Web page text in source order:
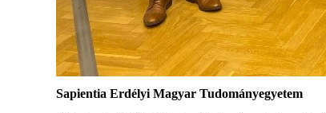
Sapientia Erdélyi Magyar Tudományegyetem